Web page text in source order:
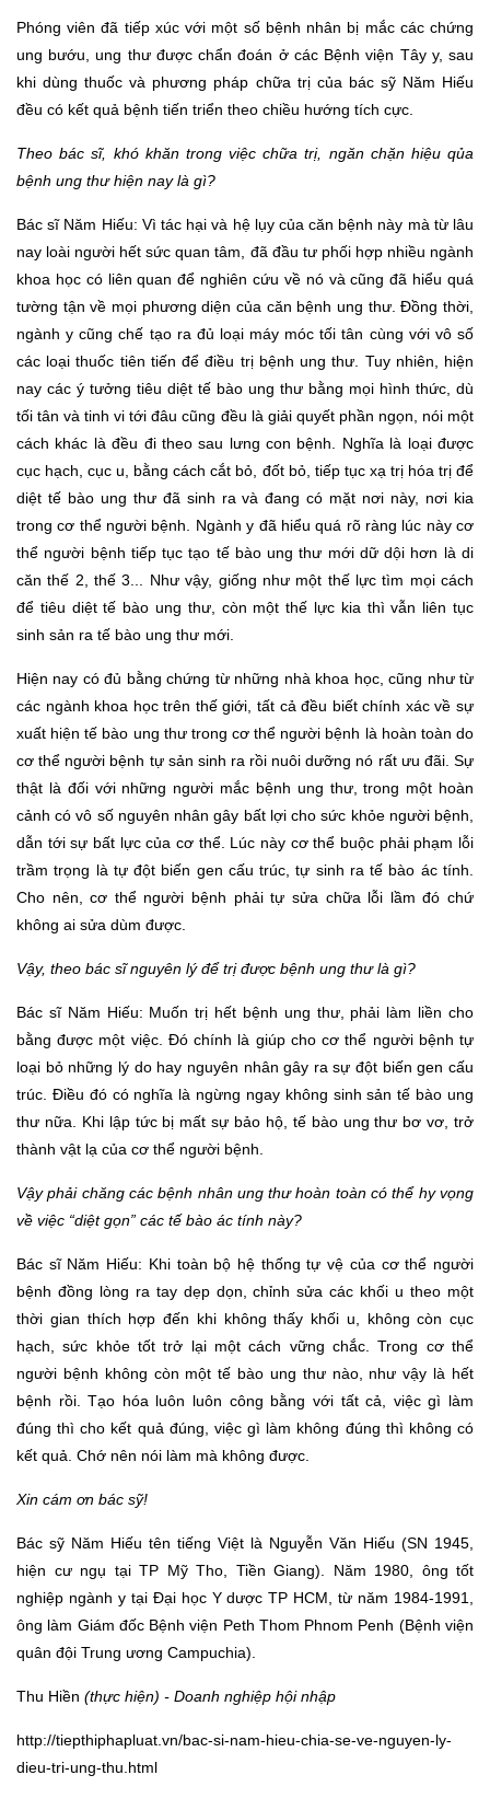
Phóng viên đã tiếp xúc với một số bệnh nhân bị mắc các chứng
ung bướu, ung thư được chẩn đoán ở các Bệnh viện Tây y, sau
khi dùng thuốc và phương pháp chữa trị của bác sỹ Năm Hiếu
đều có kết quả bệnh tiến triển theo chiều hướng tích cực.
Theo bác sĩ, khó khăn trong việc chữa trị, ngăn chặn hiệu qủa
bệnh ung thư hiện nay là gì?
Bác sĩ Năm Hiếu: Vì tác hại và hệ lụy của căn bệnh này mà từ lâu
nay loài người hết sức quan tâm, đã đầu tư phối hợp nhiều ngành
khoa học có liên quan để nghiên cứu về nó và cũng đã hiểu quá
tường tận về mọi phương diện của căn bệnh ung thư. Đồng thời,
ngành y cũng chế tạo ra đủ loại máy móc tối tân cùng với vô số
các loại thuốc tiên tiến để điều trị bệnh ung thư. Tuy nhiên, hiện
nay các ý tưởng tiêu diệt tế bào ung thư bằng mọi hình thức, dù
tối tân và tinh vi tới đâu cũng đều là giải quyết phần ngọn, nói một
cách khác là đều đi theo sau lưng con bệnh. Nghĩa là loại được
cục hạch, cục u, bằng cách cắt bỏ, đốt bỏ, tiếp tục xạ trị hóa trị để
diệt tế bào ung thư đã sinh ra và đang có mặt nơi này, nơi kia
trong cơ thể người bệnh. Ngành y đã hiểu quá rõ ràng lúc này cơ
thể người bệnh tiếp tục tạo tế bào ung thư mới dữ dội hơn là di
căn thế 2, thế 3... Như vậy, giống như một thế lực tìm mọi cách
để tiêu diệt tế bào ung thư, còn một thế lực kia thì vẫn liên tục
sinh sản ra tế bào ung thư mới.
Hiện nay có đủ bằng chứng từ những nhà khoa học, cũng như từ
các ngành khoa học trên thế giới, tất cả đều biết chính xác về sự
xuất hiện tế bào ung thư trong cơ thể người bệnh là hoàn toàn do
cơ thể người bệnh tự sản sinh ra rồi nuôi dưỡng nó rất ưu đãi. Sự
thật là đối với những người mắc bệnh ung thư, trong một hoàn
cảnh có vô số nguyên nhân gây bất lợi cho sức khỏe người bệnh,
dẫn tới sự bất lực của cơ thể. Lúc này cơ thể buộc phải phạm lỗi
trầm trọng là tự đột biến gen cấu trúc, tự sinh ra tế bào ác tính.
Cho nên, cơ thể người bệnh phải tự sửa chữa lỗi lầm đó chứ
không ai sửa dùm được.
Vậy, theo bác sĩ nguyên lý để trị được bệnh ung thư là gì?
Bác sĩ Năm Hiếu: Muốn trị hết bệnh ung thư, phải làm liền cho
bằng được một việc. Đó chính là giúp cho cơ thể người bệnh tự
loại bỏ những lý do hay nguyên nhân gây ra sự đột biến gen cấu
trúc. Điều đó có nghĩa là ngừng ngay không sinh sản tế bào ung
thư nữa. Khi lập tức bị mất sự bảo hộ, tế bào ung thư bơ vơ, trở
thành vật lạ của cơ thể người bệnh.
Vậy phải chăng các bệnh nhân ung thư hoàn toàn có thể hy vọng
về việc “diệt gọn” các tế bào ác tính này?
Bác sĩ Năm Hiếu: Khi toàn bộ hệ thống tự vệ của cơ thể người
bệnh đồng lòng ra tay dẹp dọn, chỉnh sửa các khối u theo một
thời gian thích hợp đến khi không thấy khối u, không còn cục
hạch, sức khỏe tốt trở lại một cách vững chắc. Trong cơ thể
người bệnh không còn một tế bào ung thư nào, như vậy là hết
bệnh rồi. Tạo hóa luôn luôn công bằng với tất cả, việc gì làm
đúng thì cho kết quả đúng, việc gì làm không đúng thì không có
kết quả. Chớ nên nói làm mà không được.
Xin cám ơn bác sỹ!
Bác sỹ Năm Hiếu tên tiếng Việt là Nguyễn Văn Hiếu (SN 1945,
hiện cư ngụ tại TP Mỹ Tho, Tiền Giang). Năm 1980, ông tốt
nghiệp ngành y tại Đại học Y dược TP HCM, từ năm 1984-1991,
ông làm Giám đốc Bệnh viện Peth Thom Phnom Penh (Bệnh viện
quân đội Trung ương Campuchia).
Thu Hiền (thực hiện) - Doanh nghiệp hội nhập
http://tiepthiphapluat.vn/bac-si-nam-hieu-chia-se-ve-nguyen-ly-
dieu-tri-ung-thu.html